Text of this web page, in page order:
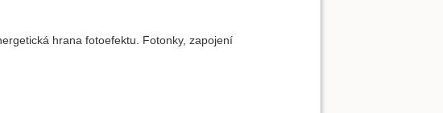
hrana fotoefektu. Fotonky, zapojení